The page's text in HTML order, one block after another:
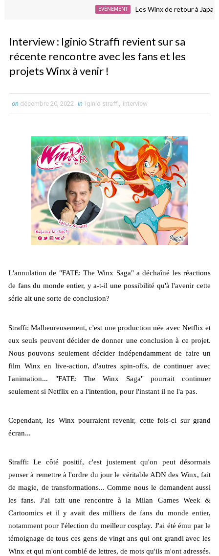
ÉVÉNEMENT Les Winx de retour à Japan
Interview : Iginio Straffi revient sur sa
récente rencontre avec les fans et les
projets Winx à venir !
on décembre 20, 2022 in iginio straffi interview
L'annulation de "FATE: The Winx Saga" a déchaîné les réactions
de fans du monde entier, y a-t-il une possibilité qu'à l'avenir cette
série ait une sorte de conclusion?
Straffi: Malheureusement, c'est une production née avec Netflix et
eux seuls peuvent décider de donner une conclusion à ce projet.
Nous pouvons seulement décider indépendamment de faire un
l'animation... "FATE: The Winx Saga" pourrait continuer
seulement si Netflix en a l'intention, pour l'instant il ne l'a pas.
Cependant, les Winx pourraient revenir, cette fois-ci sur grand
écran...
Straffi: Le côté positif, c'est justement qu'on peut désormais
penser à remettre à l'ordre du jour le véritable ADN des Winx, fait
de magie, de transformations... Comme nous le demandent aussi
les fans. J'ai fait une rencontre à la Milan Games Week &
Cartoomics et il y avait des milliers de fans du monde entier,
notamment pour l'élection du meilleur cosplay. J'ai été ému par le
témoignage de tous ces gens de vingt ans qui ont grandi avec les
Winx et qui m'ont comblé de lettres, de mots qu'ils m'ont adressés.